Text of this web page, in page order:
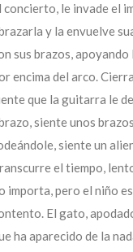
concierto, le invade el
y la envuelve
sus brazos, apoyando
encima del arco.
que la guitarra le
siente unos brazos
siente un
el tiempo,
importa, pero el niño
El gato,
ha aparecido de la